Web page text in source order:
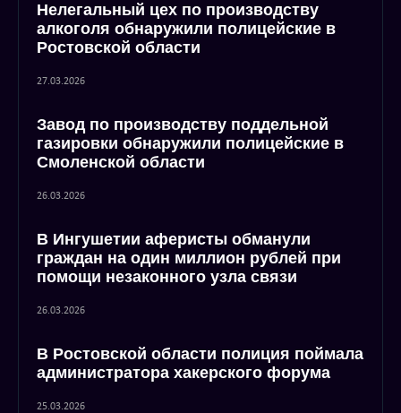
Нелегальный цех по производству
алкоголя обнаружили полицейские в
Ростовской области
27.03.2026
Завод по производству поддельной
газировки обнаружили полицейские в
Смоленской области
26.03.2026
В Ингушетии аферисты обманули
граждан на один миллион рублей при
помощи незаконного узла связи
26.03.2026
В Ростовской области полиция поймала
администратора хакерского форума
25.03.2026